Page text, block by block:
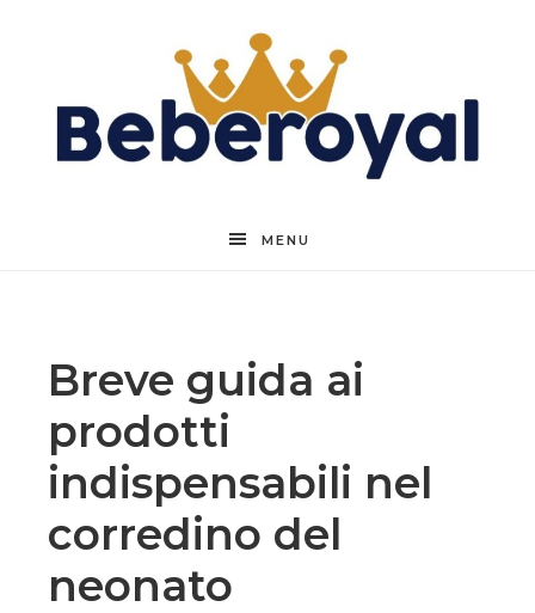
Beberoyal
MENU
Breve guida ai
prodotti
indispensabili nel
corredino del
neonato